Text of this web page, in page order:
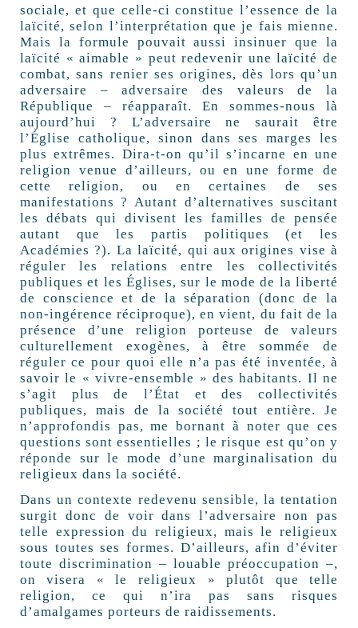
sociale, et que celle-ci constitue l’essence de la
laïcité, selon l’interprétation que je fais mienne.
Mais la formule pouvait aussi insinuer que la
laïcité « aimable » peut redevenir une laïcité de
combat, sans renier ses origines, dès lors qu’un
adversaire – adversaire des valeurs de la
République – réapparaît. En sommes-nous là
aujourd’hui ? L’adversaire ne saurait être
l’Église catholique, sinon dans ses marges les
plus extrêmes. Dira-t-on qu’il s’incarne en une
religion venue d’ailleurs, ou en une forme de
cette religion, ou en certaines de ses
manifestations ? Autant d’alternatives suscitant
les débats qui divisent les familles de pensée
autant que les partis politiques (et les
Académies ?). La laïcité, qui aux origines vise à
réguler les relations entre les collectivités
publiques et les Églises, sur le mode de la liberté
de conscience et de la séparation (donc de la
non-ingérence réciproque), en vient, du fait de la
présence d’une religion porteuse de valeurs
culturellement exogènes, à être sommée de
réguler ce pour quoi elle n’a pas été inventée, à
savoir le « vivre-ensemble » des habitants. Il ne
s’agit plus de l’État et des collectivités
publiques, mais de la société tout entière. Je
n’approfondis pas, me bornant à noter que ces
questions sont essentielles ; le risque est qu’on y
réponde sur le mode d’une marginalisation du
religieux dans la société.
Dans un contexte redevenu sensible, la tentation
surgit donc de voir dans l’adversaire non pas
telle expression du religieux, mais le religieux
sous toutes ses formes. D’ailleurs, afin d’éviter
toute discrimination – louable préoccupation –,
on visera « le religieux » plutôt que telle
religion, ce qui n’ira pas sans risques
d’amalgames porteurs de raidissements.